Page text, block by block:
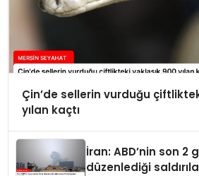
Çin’de sellerin vurduğu
yılan kaçtı
İran: ABD’nin son 2
düzenlediği